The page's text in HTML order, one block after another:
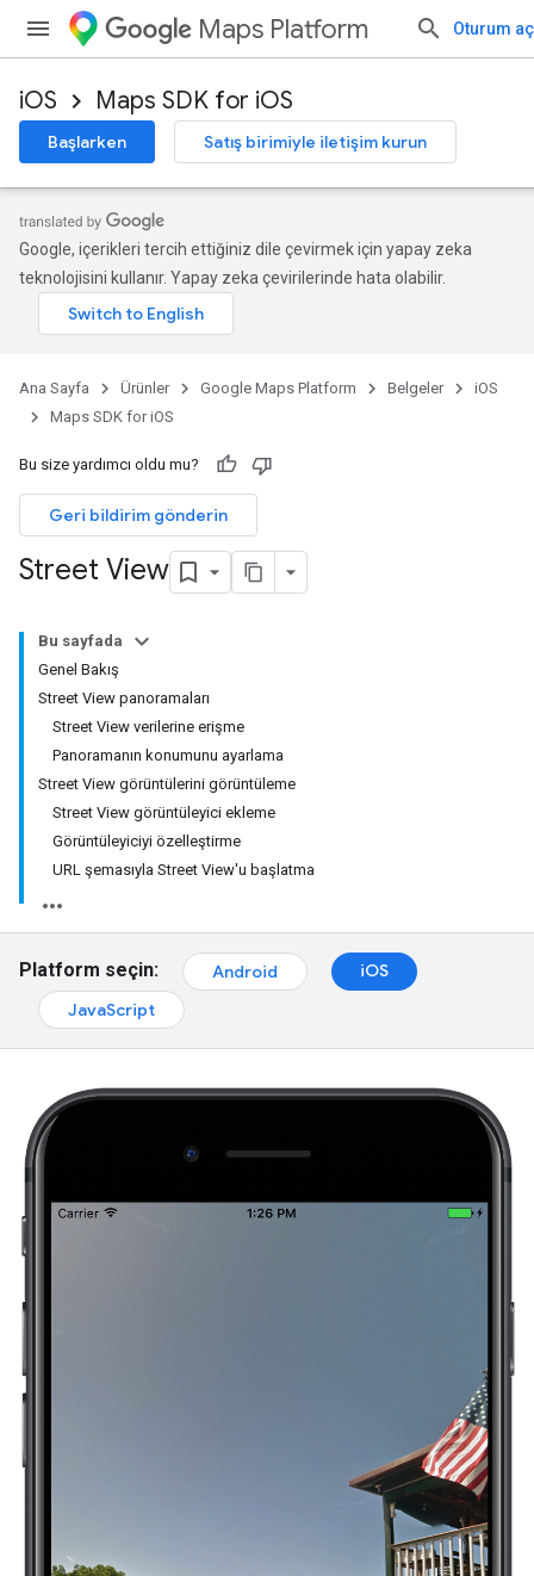
Maps Platform Oturum aç
iOS Maps SDK for iOS
Başlarken Satış birimiyle iletişim kurun
Google, içerikleri tercih ettiğiniz dile çevirmek için yapay zeka
teknolojisini kullanır. Yapay zeka çevirilerinde hata olabilir.
Ana Sayfa Ürünler Google Maps Platform Belgeler
iOS
Maps SDK for iOS
Bu size yardımcı oldu mu?
Geri bildirim gönderin
Street View
Bu sayfada
Genel Bakış
Street View panoramaları
Street View verilerine erişme
Panoramanın konumunu ayarlama
Street View görüntülerini görüntüleme
Street View görüntüleyici ekleme
Görüntüleyiciyi özelleştirme
URL şemasıyla Street View'u başlatma
Platform seçin: Android
iOS
JavaScript